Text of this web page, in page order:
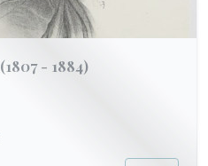
(1807 - 1884)